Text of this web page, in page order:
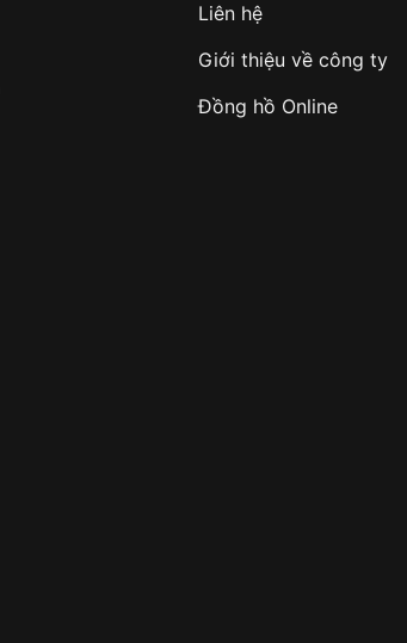
Liên hệ
Giới thiệu về công ty
Đồng hồ Online